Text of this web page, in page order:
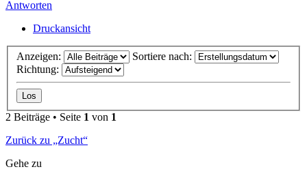
Antworten
Druckansicht
Anzeigen:
Sortiere nach:
Richtung:
2 Beiträge • Seite 1 von 1
Zurück zu „Zucht“
Gehe zu